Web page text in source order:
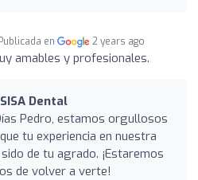
Publicada en 2 years ago
amables y profesionales.
Dental
Pedro, estamos orgullosos
tu experiencia en nuestra
de tu agrado. ¡Estaremos
de volver a verte!